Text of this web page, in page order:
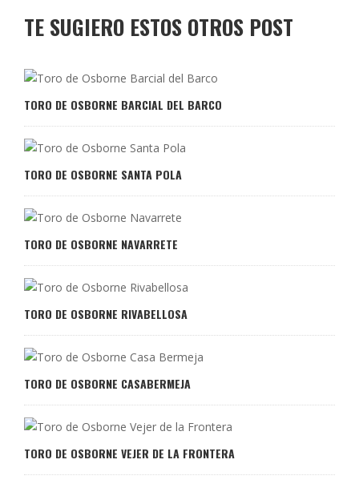
TE SUGIERO ESTOS OTROS POST
TORO DE OSBORNE BARCIAL DEL BARCO
TORO DE OSBORNE SANTA POLA
TORO DE OSBORNE NAVARRETE
TORO DE OSBORNE RIVABELLOSA
TORO DE OSBORNE CASABERMEJA
TORO DE OSBORNE VEJER DE LA FRONTERA